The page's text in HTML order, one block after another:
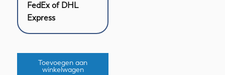
FedEx of DHL
Express
Toevoegen aan
winkelwagen